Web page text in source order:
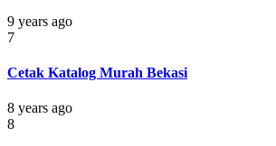
9 years ago
7
Cetak Katalog Murah Bekasi
8 years ago
8